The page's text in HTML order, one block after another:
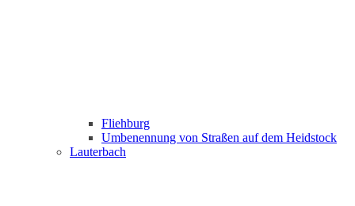
Fliehburg
Umbenennung von Straßen auf dem Heidstock
Lauterbach